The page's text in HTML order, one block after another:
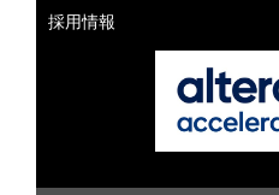
採用情報